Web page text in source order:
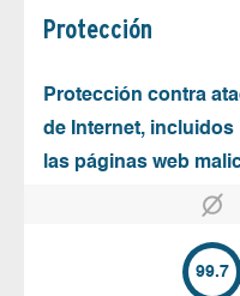
Protección
Protección contra
de Internet,
las páginas web
99.7